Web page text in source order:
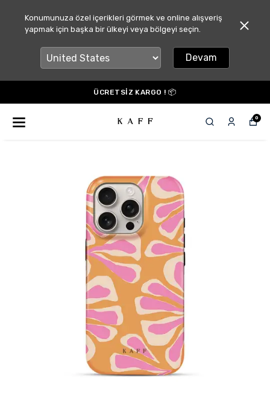
Konumunuza özel içerikleri görmek ve online alışveriş
yapmak için başka bir ülkeyi veya bölgeyi seçin.
Devam
ÜCRETSİZ KARGO ! 📦
0